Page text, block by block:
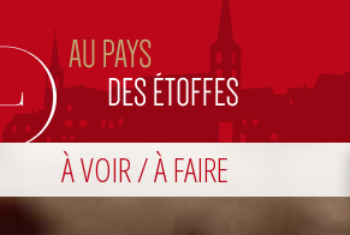
À VOIR / À FAIRE